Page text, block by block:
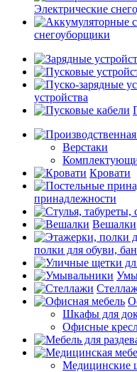
Электрические
снегоуборщики
устройства
Верстаки
Кровати
принадлежности
Вешалки
полки для обуви,
Шкафы для
Офисные
Медицинские